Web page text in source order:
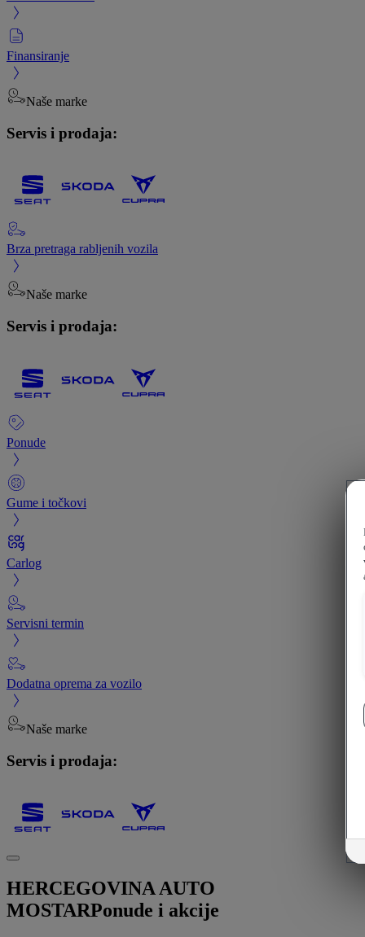
Finansiranje
Naše marke
Servis i prodaja:
Brza pretraga rabljenih vozila
Naše marke
Servis i prodaja:
Ponude
Gume i točkovi
Carlog
Servisni termin
Dodatna oprema za vozilo
Naše marke
Servis i prodaja:
HERCEGOVINA AUTO
MOSTARPonude i akcije